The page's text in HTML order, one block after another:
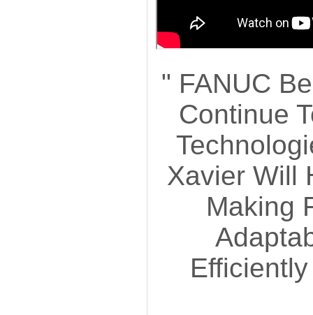
" FANUC
Continue
Xavier Will
Making